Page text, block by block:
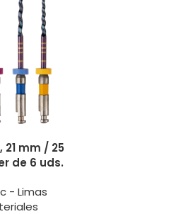
21 mm / 25
de 6 uds.
- Limas